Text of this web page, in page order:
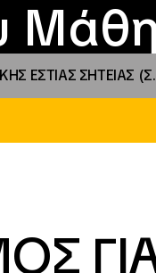
ΕΣΤΙΑΣ ΣΗΤΕΙΑΣ